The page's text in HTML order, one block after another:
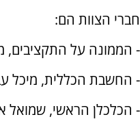
חברי הצוות הם:
- הממונה על התקציבים,
- החשבת הכללית, מיכל
- הכלכלן הראשי, שמואל